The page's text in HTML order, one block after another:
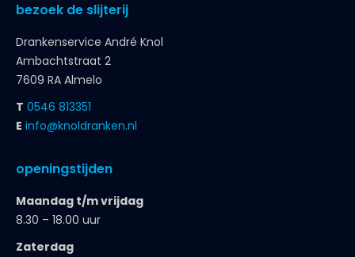
bezoek de slijterij
Drankenservice André Knol
Ambachtstraat 2
7609 RA Almelo
T 0546 813351
E info@knoldranken.nl
openingstijden
Maandag t/m vrijdag
8.30 – 18.00 uur
Zaterdag